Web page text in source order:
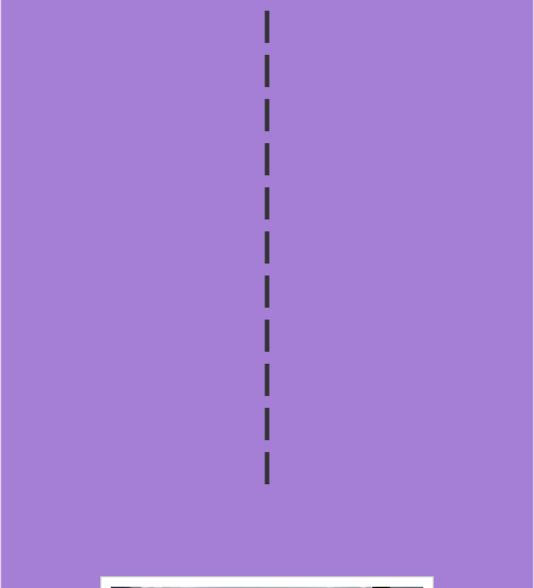
|
|
|
|
|
|
|
|
|
|
|